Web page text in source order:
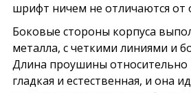
шрифт ничем не отличаются от
Боковые стороны корпуса
металла, с четкими линиями и
Длина проушины относительно
гладкая и естественная, и она